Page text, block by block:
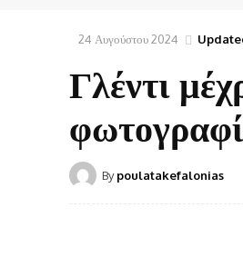
24 Αυγούστου 2024
Γλέντι
By poulatakefalonias